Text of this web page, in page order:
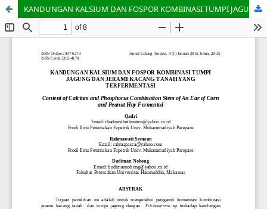
KANDUNGAN KALSIUM DAN FOSPOR KOMBINASI TUMPI JAGUNG DAN JERAMI KACANG TANAH YANG TERFERMENTASI